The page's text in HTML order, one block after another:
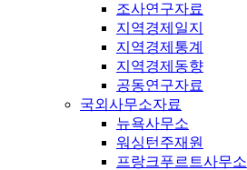
조사연구자료
지역경제일지
지역경제통계
지역경제동향
공동연구자료
국외사무소자료
뉴욕사무소
워싱턴주재원
프랑크푸르트사무소